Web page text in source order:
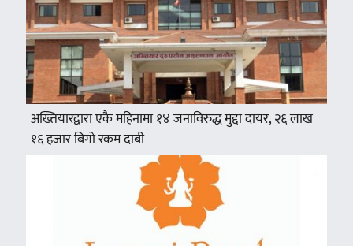
अख्तियारद्वारा एकै महिनामा १४ जनाविरुद्ध मुद्दा दायर, २६ लाख
१६ हजार बिगो रकम दाबी